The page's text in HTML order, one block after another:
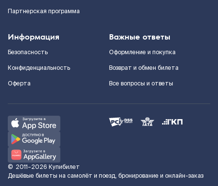
Партнерская программа
Информация
Безопасность
Конфиденциальность
Оферта
Важные ответы
Оформление и покупка
Возврат и обмен билета
Все вопросы и ответы
© 2011–2026 Купибилет
Дешёвые билеты на самолёт и поезд, бронирование и онлайн-заказ